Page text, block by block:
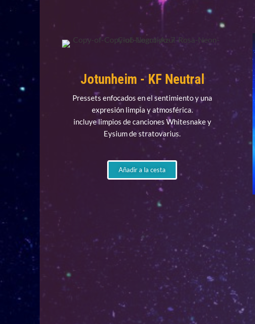
Jotunheim - KF Neutral
Pressets enfocados en el sentimiento y una
expresión limpia y atmosférica.
incluye limpios de canciones Whitesnake y
Eysium de stratovarius.
Añadir a la cesta